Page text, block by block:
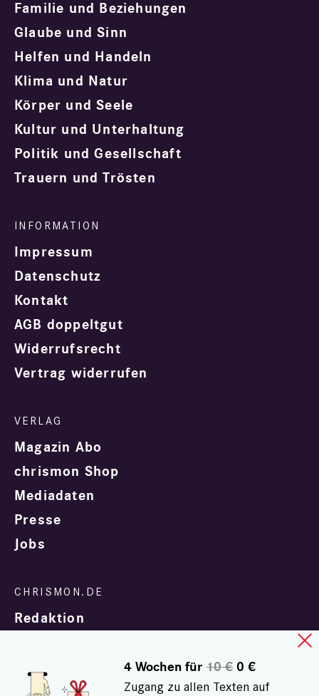
Familie und Beziehungen
Glaube und Sinn
Helfen und Handeln
Klima und Natur
Körper und Seele
Kultur und Unterhaltung
Politik und Gesellschaft
Trauern und Trösten
Impressum
Datenschutz
Kontakt
AGB doppeltgut
Widerrufsrecht
Vertrag widerrufen
Magazin Abo
chrismon Shop
Mediadaten
Presse
Jobs
Redaktion
4 Wochen für10 €0 €
Zugang zu allen Texten auf